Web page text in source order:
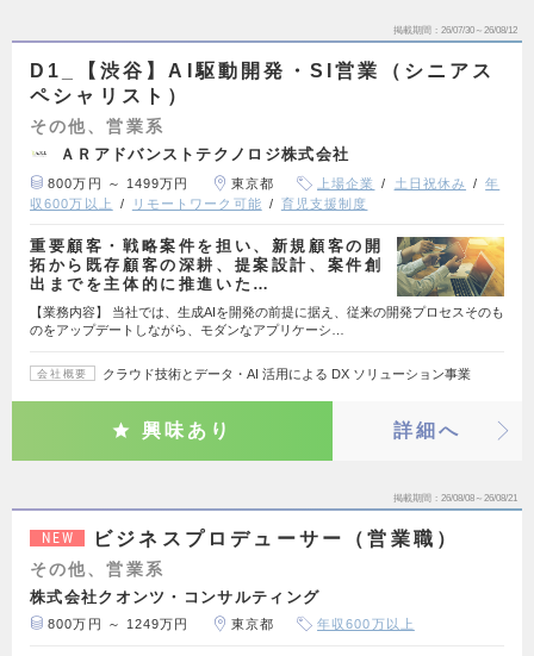
掲載期間 26/07/30～26/08/12
D1_【渋谷】AI駆動開発・SI営業（シニアス
ペシャリスト）
その他、営業系
ＡＲアドバンストテクノロジ株式会社
800万円 ～ 1499万円 東京都 上場企業 土日祝休み
年
収600万以上
リモートワーク可能 育児支援制度
重要顧客・戦略案件を担い、新規顧客の開
拓から既存顧客の深耕、提案設計、案件創
出までを主体的に推進いた…
【業務内容】 当社では、生成AIを開発の前提に据え、従来の開発プロセスそのも
のをアップデートしながら、モダンなアプリケーシ…
会社概要 クラウド技術とデータ・AI 活用による DX ソリューション事業
興味あり 詳細へ
掲載期間 26/08/08～26/08/21
NEW ビジネスプロデューサー（営業職）
その他、営業系
株式会社クオンツ・コンサルティング
800万円 ～ 1249万円 東京都 年収600万以上